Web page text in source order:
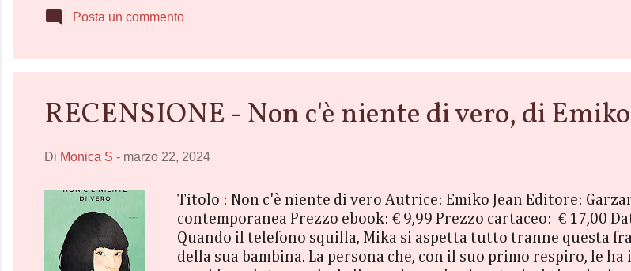
l’oscuro passato dei Bramante, che la costringerà a mettere in
Posta un commento
RECENSIONE - Non c'è niente di vero, di
Di Monica S - marzo 22, 2024
Titolo : Non c'è niente di vero Autrice: Emiko Jean Editore:
contemporanea Prezzo ebook: € 9,99 Prezzo cartaceo: € 17,00
Quando il telefono squilla, Mika si aspetta tutto tranne questa
della sua bambina. La persona che, con il suo primo respiro, le